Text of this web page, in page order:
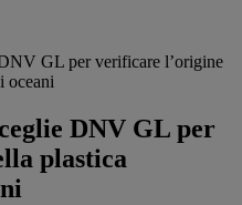
GL per verificare l’origine
oceani
DNV GL per
plastica